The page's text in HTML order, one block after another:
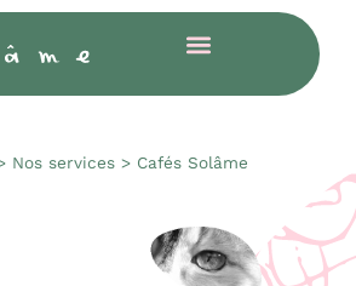
Nos services > Cafés Solâme
panel